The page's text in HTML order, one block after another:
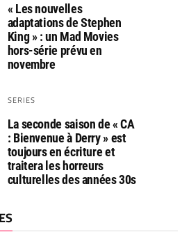
« Les nouvelles
adaptations de Stephen
King » : un Mad Movies
hors-série prévu en
novembre
SERIES
La seconde saison de « CA
: Bienvenue à Derry » est
toujours en écriture et
traitera les horreurs
culturelles des années 30s